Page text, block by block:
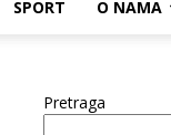
SPORT O NAMA
Pretraga